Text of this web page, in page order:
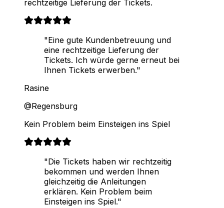
rechtzeitige Lieferung der Tickets.
"Eine gute Kundenbetreuung und
eine rechtzeitige Lieferung der
Tickets. Ich würde gerne erneut bei
Ihnen Tickets erwerben."
Rasine
@Regensburg
Kein Problem beim Einsteigen ins Spiel
"Die Tickets haben wir rechtzeitig
bekommen und werden Ihnen
gleichzeitig die Anleitungen
erklären. Kein Problem beim
Einsteigen ins Spiel."